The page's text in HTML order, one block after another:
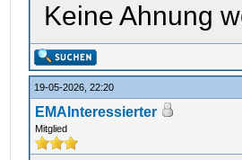
Keine Ahnung
19-05-2026, 22:20
EMAInteressierter
Mitglied